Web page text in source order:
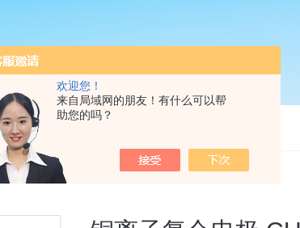
欢迎您！
来自局域网的朋友！有什么可以帮
助您的吗？
仪，溶解氧分析仪
铜离子复合电极 CU-2021